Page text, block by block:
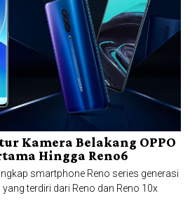
Kamera Belakang OPPO
Hingga Reno6
smartphone Reno series generasi
terdiri dari Reno dan Reno 10x